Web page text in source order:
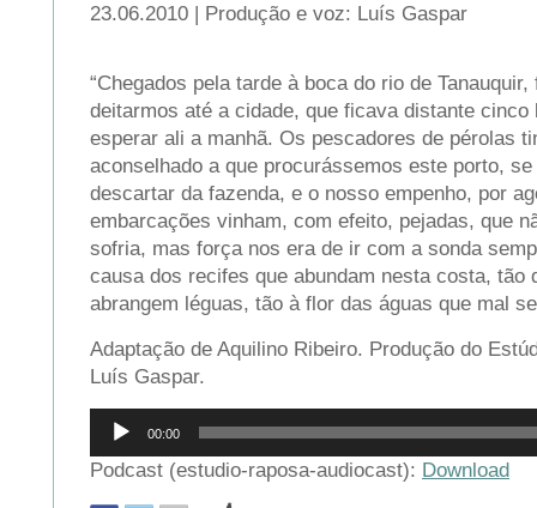
23.06.2010 | Produção e voz: Luís Gaspar
“Chegados pela tarde à boca do rio de
deitarmos até a cidade, que ficava distante cinco
esperar ali a manhã. Os pescadores de pérolas
aconselhado a que procurássemos este porto,
descartar da fazenda, e o nosso empenho, por
embarcações vinham, com efeito, pejadas, que
sofria, mas força nos era de ir com a sonda
causa dos recifes que abundam nesta costa, tão
abrangem léguas, tão à flor das águas que mal
Adaptação de Aquilino Ribeiro. Produção do
Luís Gaspar.
Reprodutor
áudio
00:00
Podcast (estudio-raposa-audiocast): Download